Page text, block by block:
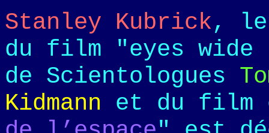
Stanley Kubrick, le
du film "eyes wide
de Scientologues
Kidmann et du film